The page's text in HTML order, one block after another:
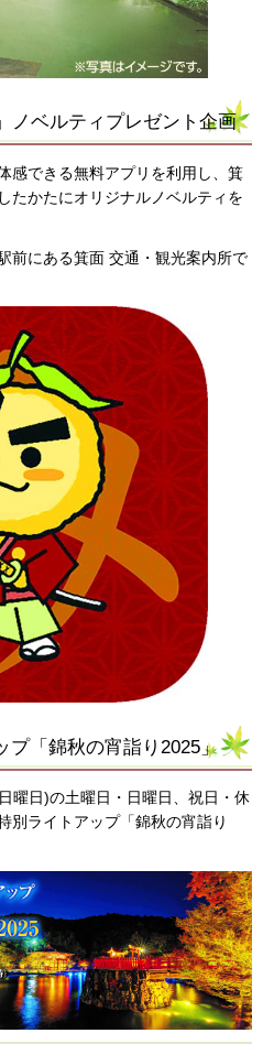
ノベルティプレゼント企画
感できる無料アプリを利用し、箕
たかたにオリジナルノベルティを
前にある箕面 交通・観光案内所で
プ「錦秋の宵詣り2025」
曜日)の土曜日・日曜日、祝日・休
別ライトアップ「錦秋の宵詣り